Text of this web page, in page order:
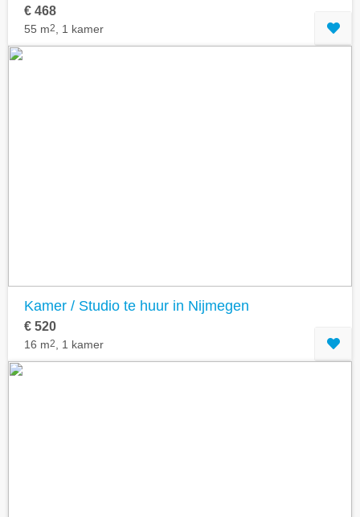
€ 468
55 m2 , 1 kamer
Kamer / Studio te huur in Nijmegen
€ 520
16 m2 , 1 kamer